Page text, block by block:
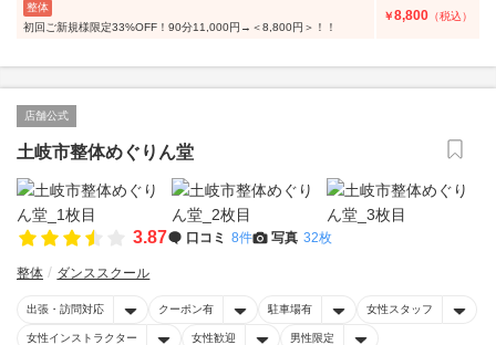
整体
初回ご新規様限定33%OFF！90分11,000円→＜8,800円＞！！
￥8,800 （税込）
店舗公式
土岐市整体めぐりん堂
3.87 口コミ 8件 写真 32枚
整体 ダンススクール
出張・訪問対応 クーポン有 駐車場有 女性スタッフ
女性インストラクター 女性歓迎 男性限定